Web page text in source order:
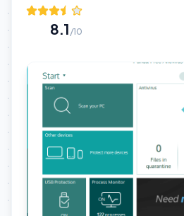
8.1 /10